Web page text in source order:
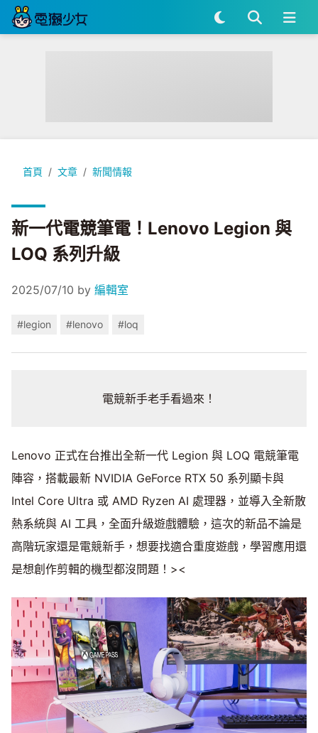
首頁 文章 新聞情報
新一代電競筆電！Lenovo Legion 與 LOQ 系列升級
新一代電競筆電！Lenovo Legion 與
LOQ 系列升級
2025/07/10 by 編輯室
#legion #lenovo #loq
電競新手老手看過來！
Lenovo 正式在台推出全新一代 Legion 與 LOQ 電競筆電
陣容，搭載最新 NVIDIA GeForce RTX 50 系列顯卡與
Intel Core Ultra 或 AMD Ryzen AI 處理器，並導入全新散
熱系統與 AI 工具，全面升級遊戲體驗，這次的新品不論是
高階玩家還是電競新手，想要找適合重度遊戲，學習應用還
是想創作剪輯的機型都沒問題！><